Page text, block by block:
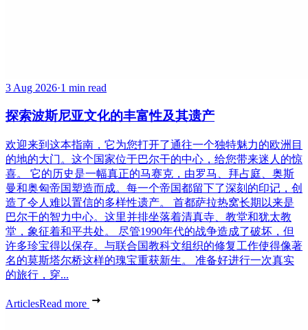
3 Aug 2026·1 min read
探索波斯尼亚文化的丰富性及其遗产
欢迎来到这本指南，它为您打开了通往一个独特魅力的欧洲目
的地的大门。这个国家位于巴尔干的中心，给您带来迷人的惊
喜。 它的历史是一幅真正的马赛克，由罗马、拜占庭、奥斯
曼和奥匈帝国塑造而成。每一个帝国都留下了深刻的印记，创
造了令人难以置信的多样性遗产。 首都萨拉热窝长期以来是
巴尔干的智力中心。这里并排坐落着清真寺、教堂和犹太教
堂，象征着和平共处。 尽管1990年代的战争造成了破坏，但
许多珍宝得以保存。与联合国教科文组织的修复工作使得像著
名的莫斯塔尔桥这样的瑰宝重获新生。 准备好进行一次真实
的旅行，穿...
ArticlesRead more